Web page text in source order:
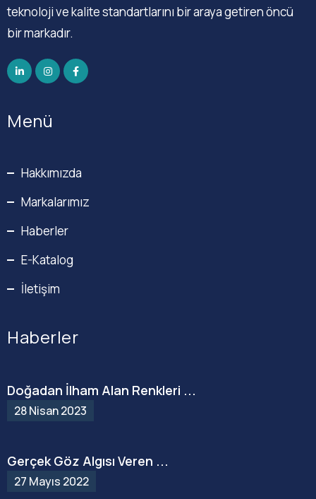
teknoloji ve kalite standartlarını bir araya getiren öncü
bir markadır.
Menü
Hakkımızda
Markalarımız
Haberler
E-Katalog
İletişim
Haberler
Doğadan İlham Alan Renkleri ...
28 Nisan 2023
Gerçek Göz Algısı Veren ...
27 Mayıs 2022